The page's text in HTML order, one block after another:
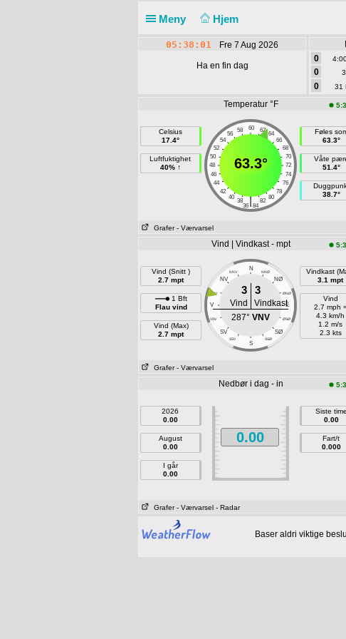
Meny Hjem
05:38:01 Fre 7 Aug 2026
Ha en fin dag
0
0
0
31
Temperatur °F
Celsius
17.4°
Luftfuktighet
40% ↑
60
58 62
56
64
54
66
52
68
50
70
48
72
46
74
44
76
42
78
40
80
38 82
|
36 84
63.3°
Føles
63.3°
Våte
51.4°
38.7°
Grafer - Værvarsel
Vind | Vindkast - mpt
Vind (Snitt )
2.7 mpt
1 Bft
Flau vind
Vind (Max)
2.7 mpt
N
NNV NNØ
NV NØ
VNV ØNØ
V E
VSV ØSØ
SV SØ
SSV SSØ
S
3 3
Vind
Vindkast
287° VNV
Vindkast
3.1 mpt
Vind
2.7 mph
4.3 km/h
1.2 m/s
2.3 kts
Grafer - Værvarsel
Nedbør i dag - in
2026
0.00
August
0.00
I går
0.00
0.00
Siste time
0.00
Fart/t
0.000
Grafer - Værvarsel - Radar
Baser aldri viktige